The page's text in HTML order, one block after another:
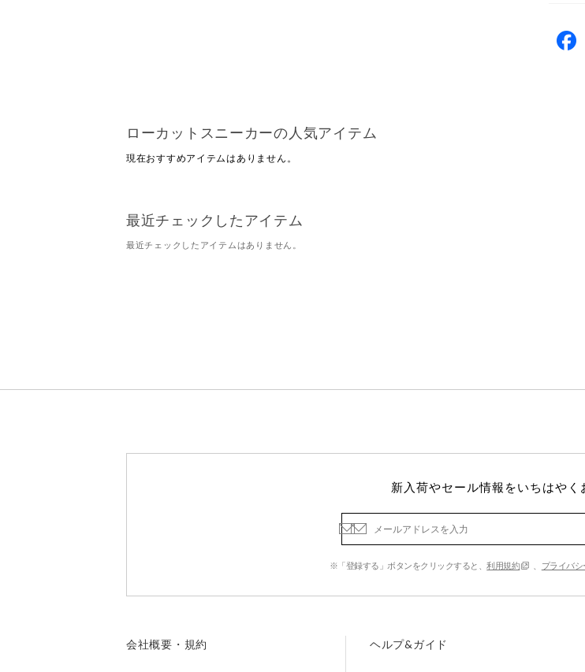
ローカットスニーカーの人気アイテム
現在おすすめアイテムはありません。
最近チェックしたアイテム
最近チェックしたアイテムはありません。
新入荷やセール情報をいちはやく
※「登録する」ボタンをクリックすると、利用規約 プライバ
会社概要・規約 ヘルプ&ガイド